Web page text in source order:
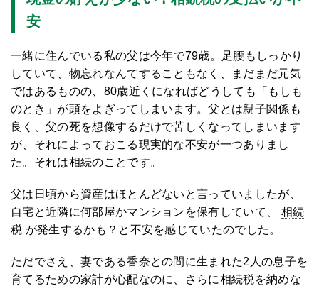
安
一緒に住んでいる私の父は今年で79歳。足腰もしっかり
していて、物忘れなんてすることもなく、まだまだ元気
ではあるものの、80歳近くになればどうしても「もしも
のとき」が頭をよぎってしまいます。父とは親子関係も
良く、父の死を想像するだけで苦しくなってしまいます
が、それによっておこる現実的な不安が一つありまし
た。それは相続のことです。
父は日頃から資産はほとんどないと言っていましたが、
自宅と近隣に何部屋かマンションを保有していて、 相続
税 が発生するかも？と不安を感じていたのでした。
ただでさえ、妻である香奈との間に生まれた2人の息子を
育てるための家計が心配なのに、さらに相続税を納めな